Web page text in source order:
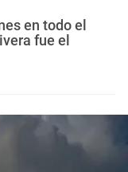
en todo el
fue el